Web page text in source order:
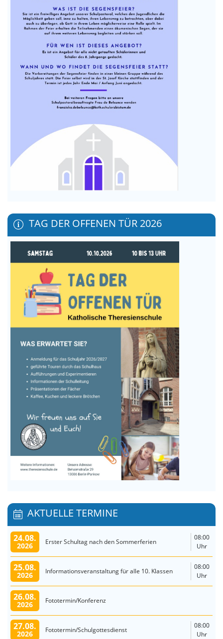
TAG DER OFFENEN TÜR 2026
AKTUELLE TERMINE
24.08.
2026 Erster Schultag nach den Sommerferien
08:00
Uhr
25.08.
2026 Informationsveranstaltung für alle 10. Klassen
08:00
Uhr
26.08.
2026 Fototermin/Konferenz
27.08.
2026 Fototermin/Schulgottesdienst
08:00
Uhr